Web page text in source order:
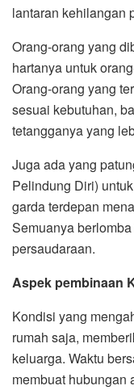
lantaran kehilangan
Orang-orang yang
hartanya untuk
Orang-orang yang
sesuai kebutuhan,
tetangganya yang
Juga ada yang
Pelindung Diri)
garda terdepan
Semuanya
persaudaraan.
Aspek pembinaan
Kondisi yang
rumah saja,
keluarga. Waktu
membuat hubungan